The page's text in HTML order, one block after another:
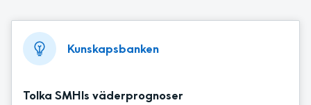
Kunskapsbanken
Tolka SMHIs väderprognoser